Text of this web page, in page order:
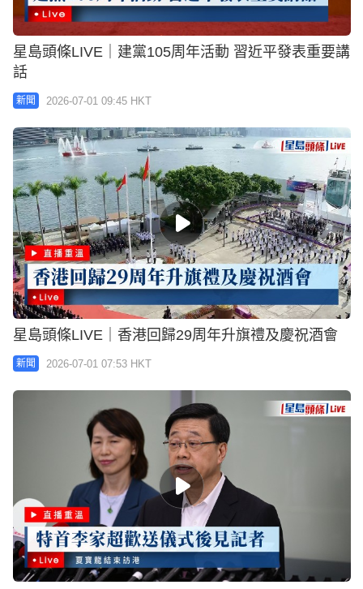
星島頭條LIVE｜建黨105周年活動 習近平發表重要講
話
新聞 2026-07-01 09:45 HKT
星島頭條LIVE｜香港回歸29周年升旗禮及慶祝酒會
新聞 2026-07-01 07:53 HKT